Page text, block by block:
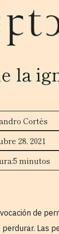
la
Cortés
28, 2021
5 minutos
de
Las